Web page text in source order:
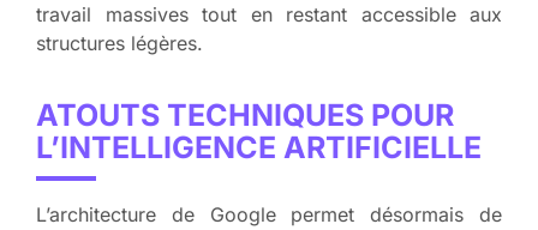
travail massives tout en restant accessible aux
structures légères.
ATOUTS TECHNIQUES POUR
L’INTELLIGENCE ARTIFICIELLE
L’architecture de Google permet désormais de